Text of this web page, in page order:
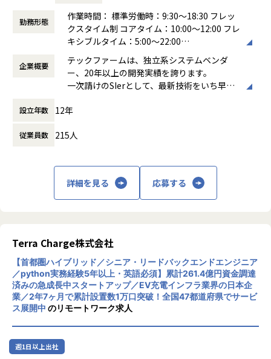
▼キャリア事例
・入社5年目でVPoTにキャリアアップ
・20代でエンジニアリングマネージャーにキャリアアップ
・エンジニアからPdMへキャリアチェンジ
手メンバーが活躍しています！
■配属組織
メンバーが在籍しています。
▼在籍メンバー例
しています。
■カルチャー
・スクラム開発を推進
・積極的なペアプロやモブプロ
・週次でチーム横断のエンジニア定例
・VPoEやEMとの1on1
・メンター役が伴走するオンボード支援
株式会社NTTドコモ：しゃべってコンシェル（意図解釈サー
第一生命株式会社：健康第一（アプリ開発／アジャイル）
カシオ計算機株式会社：G-SHOCK Connected（腕時計G-SH
OCK連携アプリ）
エフコープ生活協同組合：コープのれいちゃん（冷蔵庫食材
大正製薬株式会社：RAIZIN（Webプロモーション、キャンペ
株式会社SBI証券：取引サイト（サイトリニューアル）
〜 90%以上の案件は顧客から 直接受託 ・ プライム開発〜
お客様と直接話をし、どうシステムを造るか、からプロジェ
クトに参画することができます。
も特徴です。（戦略的に期間限定で常駐の可能性もまれにあ
ります、ご応募頂く時点で分かっている場合は事前にお話し
致します）
Web、スマホアプリ、基幹システムなど、要件定義や機能・
非機能設計をお任せします。
調整面、技術面、得意な部分を活かした上流工程を進めてく
ださい。
入社後はその方の適性を判断した上で、最適なプロジェクト
へとアサインします。
勤務形態
作業時間： 標準労働時：9:30～18:30 フレッ
クスタイム制 コアタイム：10:00〜12:00 フレ
キシブルタイム：5:00～22:00
裁量労働制
時間外労働の有無： 有（月平均10時間）
休憩時間： 60分
企業概要
テックファームは、独立系システムベンダ
ー、20年以上の開発実績を誇ります。
一次請けのSIerとして、最新技術をいち早く
界で、お客さまが抱えている課題解決や効率
設立年数 12年
従業員数 215人
詳細を見る 応募する
Terra Charge株式会社
【首都圏ハイブリッド／シニア・リードバックエンドエンジニア
／python実務経験5年以上・英語必須】累計261.4億円資金調達
済みの急成長中スタートアップ／EV充電インフラ業界の日本企
業／2年7ヶ月で累計設置数1万口突破！全国47都道府県でサービ
ス展開中 のリモートワーク求人
週1日以上出社